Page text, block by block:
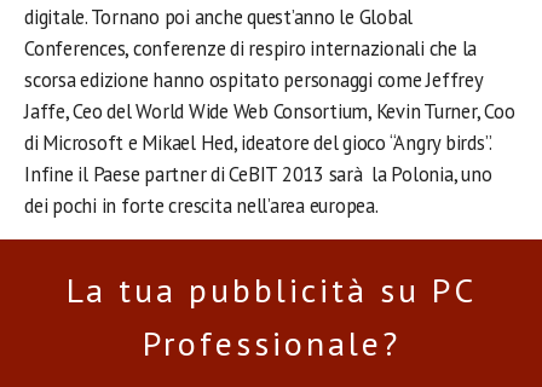
digitale. Tornano poi anche quest’anno le Global
Conferences, conferenze di respiro internazionali che la
scorsa edizione hanno ospitato personaggi come Jeffrey
Jaffe, Ceo del World Wide Web Consortium, Kevin Turner, Coo
di Microsoft e Mikael Hed, ideatore del gioco “Angry birds”.
Infine il Paese partner di CeBIT 2013 sarà la Polonia, uno
dei pochi in forte crescita nell’area europea.
La tua pubblicità su PC
Professionale?